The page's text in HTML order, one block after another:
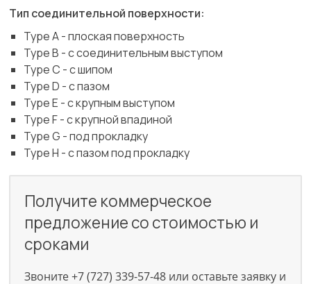
Тип соединительной поверхности:
Type A - плоская поверхность
Type B - с соединительным выступом
Type C - с шипом
Type D - с пазом
Type E - с крупным выступом
Type F - с крупной впадиной
Type G - под прокладку
Type H - с пазом под прокладку
Получите коммерческое
предложение со стоимостью и
сроками
Звоните +7 (727) 339-57-48 или оставьте заявку и